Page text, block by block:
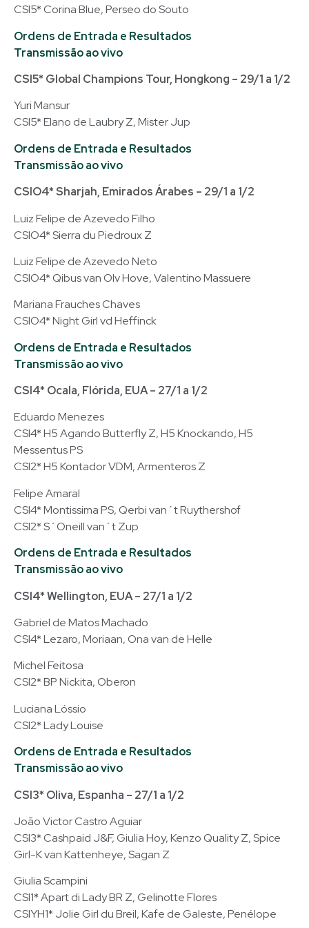
CSI5* Corina Blue, Perseo do Souto
Ordens de Entrada e Resultados
Transmissão ao vivo
CSI5* Global Champions Tour, Hongkong – 29/1 a 1/2
Yuri Mansur
CSI5* Elano de Laubry Z, Mister Jup
Ordens de Entrada e Resultados
Transmissão ao vivo
CSIO4* Sharjah, Emirados Árabes – 29/1 a 1/2
Luiz Felipe de Azevedo Filho
CSIO4* Sierra du Piedroux Z
Luiz Felipe de Azevedo Neto
CSIO4* Qibus van Olv Hove, Valentino Massuere
Mariana Frauches Chaves
CSIO4* Night Girl vd Heffinck
Ordens de Entrada e Resultados
Transmissão ao vivo
CSI4* Ocala, Flórida, EUA – 27/1 a 1/2
Eduardo Menezes
CSI4* H5 Agando Butterfly Z, H5 Knockando, H5
Messentus PS
CSI2* H5 Kontador VDM, Armenteros Z
Felipe Amaral
CSI4* Montissima PS, Qerbi van´t Ruythershof
CSI2* S´Oneill van´t Zup
Ordens de Entrada e Resultados
Transmissão ao vivo
CSI4* Wellington, EUA – 27/1 a 1/2
Gabriel de Matos Machado
CSI4* Lezaro, Moriaan, Ona van de Helle
Michel Feitosa
CSI2* BP Nickita, Oberon
Luciana Lóssio
CSI2* Lady Louise
Ordens de Entrada e Resultados
Transmissão ao vivo
CSI3* Oliva, Espanha – 27/1 a 1/2
João Victor Castro Aguiar
CSI3* Cashpaid J&F, Giulia Hoy, Kenzo Quality Z, Spice
Girl-K van Kattenheye, Sagan Z
Giulia Scampini
CSI1* Apart di Lady BR Z, Gelinotte Flores
CSIYH1* Jolie Girl du Breil, Kafe de Galeste, Penélope